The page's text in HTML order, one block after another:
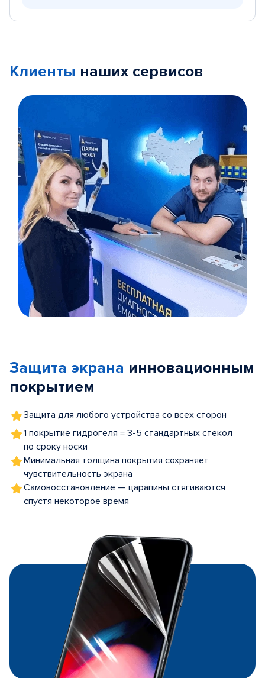
Клиенты наших сервисов
5
Защита экрана инновационным
покрытием
Защита для любого устройства со всех сторон
1 покрытие гидрогеля = 3-5 стандартных стекол
по сроку носки
Минимальная толщина покрытия сохраняет
чувствительность экрана
Самовосстановление — царапины стягиваются
спустя некоторое время